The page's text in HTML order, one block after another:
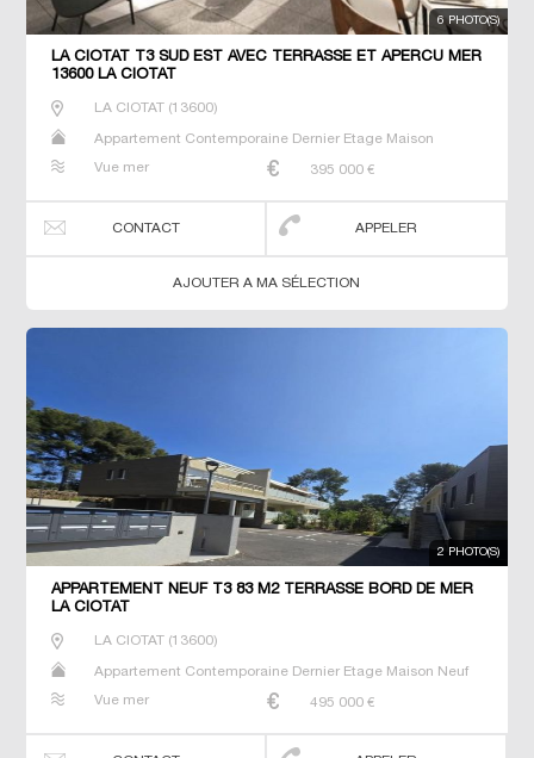
6 PHOTO(S)
LA CIOTAT T3 SUD EST AVEC TERRASSE ET APERCU MER
13600 LA CIOTAT
LA CIOTAT(13600)
Appartement Contemporaine Dernier Etage Maison
Vue mer
395 000 €
CONTACT APPELER
AJOUTER A MA SÉLECTION
2 PHOTO(S)
APPARTEMENT NEUF T3 83 M2 TERRASSE BORD DE MER
LA CIOTAT
LA CIOTAT(13600)
Appartement Contemporaine Dernier Etage Maison Neuf
Vue mer
495 000 €